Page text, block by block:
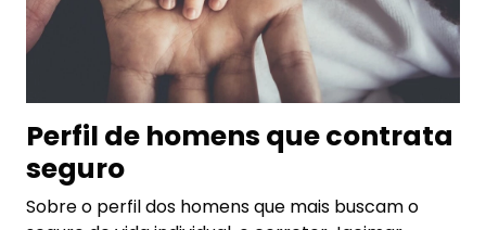
Perfil de homens que contrata
seguro
Sobre o perfil dos homens que mais buscam o